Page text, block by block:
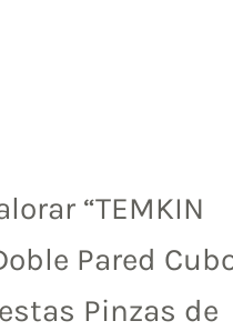
“TEMKIN
Pared
Pinzas de